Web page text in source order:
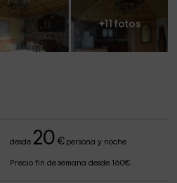
+11 fotos
desde 20 €persona y noche
Precio fin de semana desde 160€